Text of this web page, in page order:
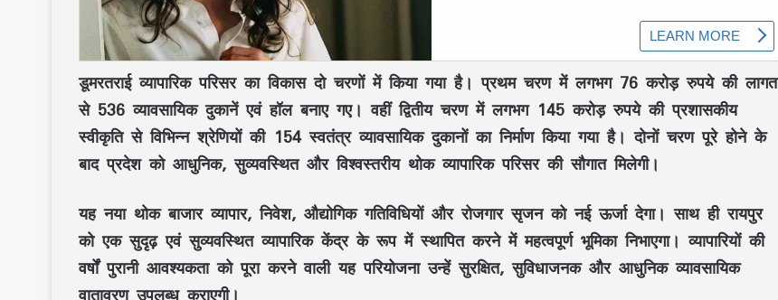
डूमरतराई व्यापारिक परिसरका विकासदो चरणोंमें किया गया है।प्रथम चरणमें लगभग 76 करोड़ रुपयेकी लागत
से 536 व्यावसायिक दुकानें एवं हॉलबनाए गए। वहींद्वितीय चरणमें लगभग 145 करोड़ रुपयेकी प्रशासकीय
स्वीकृति से विभिन्न श्रेणियों की 154 स्वतंत्र व्यावसायिक दुकानोंका निर्माण किया गया है। दोनों चरण पूरे होने के
बाद प्रदेश को आधुनिक, सुव्यवस्थित और विश्वस्तरीय थोक व्यापारिक परिसरकी सौगात मिलेगी।
यह नया थोक बाजारव्यापार, निवेश, औद्योगिक गतिविधियोंऔररोजगार सृजनको नई ऊर्जा देगा। साथ हीरायपुर
को एकसुदृढ़ एवं सुव्यवस्थित व्यापारिक केंद्रके रूप में स्थापित करने में महत्वपूर्ण भूमिका निभाएगा। व्यापारियों की
वर्षों पुरानी आवश्यकता को पूरा करने वाली यह परियोजना उन्हेंसुरक्षित, सुविधाजनक और आधुनिक व्यावसायिक